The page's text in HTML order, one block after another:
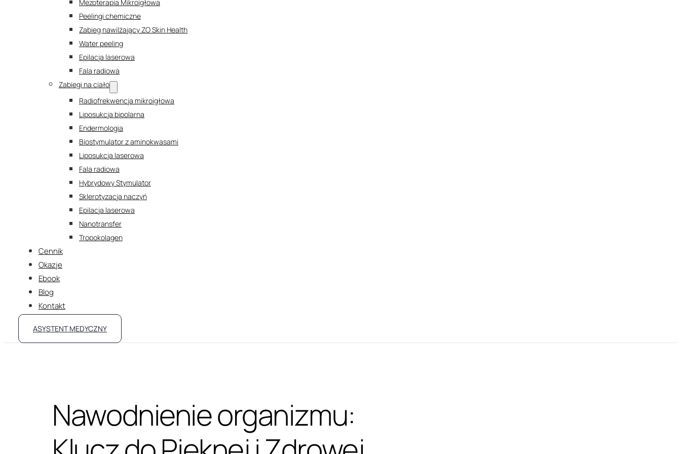
Mezoterapia Mikroigłowa
Peelingi chemiczne
Zabieg nawilżający ZO Skin Health
Water peeling
Epilacja laserowa
Fala radiowa
Zabiegi na ciało
Radiofrekwencja mikroigłowa
Liposukcja bipolarna
Endermologia
Biostymulator z aminokwasami
Liposukcja laserowa
Fala radiowa
Hybrydowy Stymulator
Sklerotyzacja naczyń
Epilacja laserowa
Nanotransfer
Tropokolagen
Cennik
Okazje
Ebook
Blog
Kontakt
ASYSTENT MEDYCZNY
Nawodnienie organizmu: